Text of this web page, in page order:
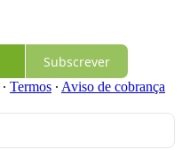
Subscrever
∙ Termos ∙ Aviso de cobrança